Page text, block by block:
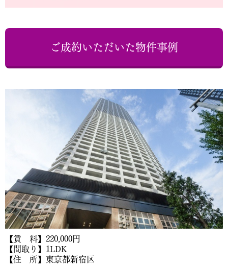
ご成約いただいた物件事例
【賃 料】220,000円
【間取り】1LDK
【住 所】東京都新宿区